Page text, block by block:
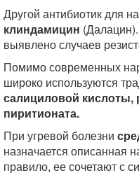
Другой антибиотик для
клиндамицин
выявлено случаев
Помимо современных
широко используются
салициловой кислоты,
пиритионата.
При угревой болезни
назначается описанная
правило, ее сочетают с